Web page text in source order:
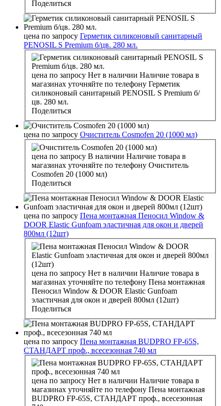
Поделиться
цена по запросу Герметик силиконовый санитарный
PENOSIL S Premium б/цв. 280 мл.
цена по запросу Нет в наличии Наличие товара в
магазинах уточняйте по телефону Герметик
силиконовый санитарный PENOSIL S Premium б/
цв. 280 мл.
Поделиться
цена по запросу Очиститель Cosmofen 20 (1000 мл)
цена по запросу В наличии Наличие товара в
магазинах уточняйте по телефону Очиститель
Cosmofen 20 (1000 мл)
Поделиться
цена по запросу Пена монтажная Пеносил Window &
DOOR Elastic Gunfoam эластичная для окон и дверей
800мл (12шт)
цена по запросу Нет в наличии Наличие товара в
магазинах уточняйте по телефону Пена монтажная
Пеносил Window & DOOR Elastic Gunfoam
эластичная для окон и дверей 800мл (12шт)
Поделиться
цена по запросу Пена монтажная BUDPRO FP-65S,
СТАНДАРТ проф., всесезонная 740 мл
цена по запросу Нет в наличии Наличие товара в
магазинах уточняйте по телефону Пена монтажная
BUDPRO FP-65S, СТАНДАРТ проф., всесезонная